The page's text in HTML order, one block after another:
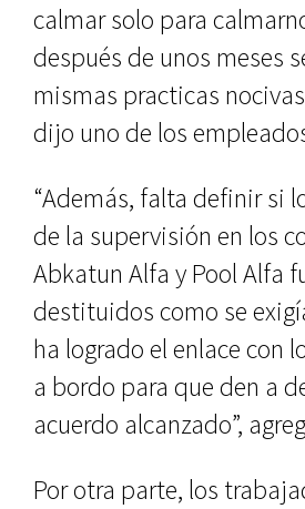
calmar solo para
después de unos meses
mismas practicas
dijo uno de los
“Además, falta definir si
de la supervisión en los
Abkatun Alfa y Pool Alfa
destituidos como se
ha logrado el enlace con
a bordo para que den a
acuerdo alcanzado”,
Por otra parte, los